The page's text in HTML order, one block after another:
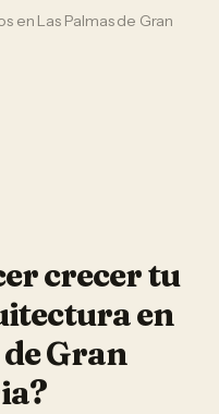
en Las Palmas de Gran
crecer tu
en
Gran
?